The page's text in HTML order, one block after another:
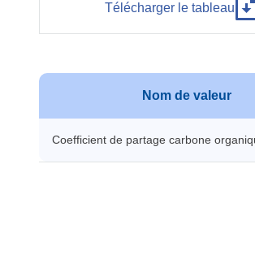
Télécharger le tableau
Nom de valeur
Coefficient de partage carbone